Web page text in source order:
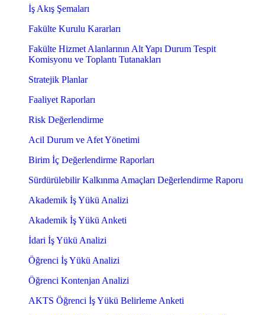
İş Akış Şemaları
Fakülte Kurulu Kararları
Fakülte Hizmet Alanlarının Alt Yapı Durum Tespit
Komisyonu ve Toplantı Tutanakları
Stratejik Planlar
Faaliyet Raporları
Risk Değerlendirme
Acil Durum ve Afet Yönetimi
Birim İç Değerlendirme Raporları
Sürdürülebilir Kalkınma Amaçları Değerlendirme Raporu
Akademik İş Yükü Analizi
Akademik İş Yükü Anketi
İdari İş Yükü Analizi
Öğrenci İş Yükü Analizi
Öğrenci Kontenjan Analizi
AKTS Öğrenci İş Yükü Belirleme Anketi